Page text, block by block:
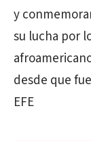
y
su lucha por
desde que
EFE